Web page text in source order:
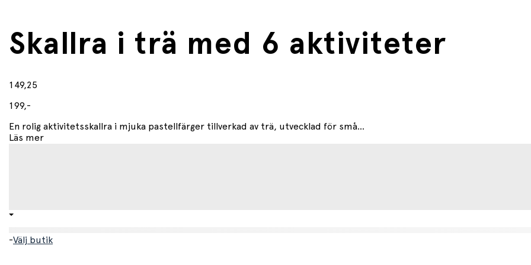
Skallra i trä med 6 aktiviteter
149,25
199,-
En rolig aktivitetsskallra i mjuka pastellfärger tillverkad av trä, utvecklad för små...
Läs mer
-Välj butik